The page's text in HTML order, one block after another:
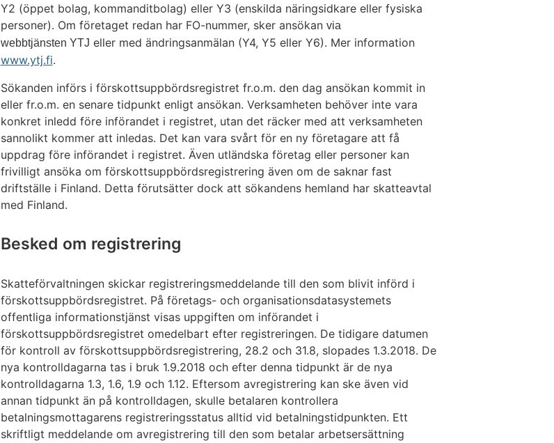
Y2 (öppet bolag, kommanditbolag) eller Y3 (enskilda näringsidkare eller fysiska
personer). Om företaget redan har FO-nummer, sker ansökan via
webbtjänsten YTJ eller med ändringsanmälan (Y4, Y5 eller Y6). Mer information
www.ytj.fi.
Sökanden införs i förskottsuppbördsregistret fr.o.m. den dag ansökan kommit in
eller fr.o.m. en senare tidpunkt enligt ansökan. Verksamheten behöver inte vara
konkret inledd före införandet i registret, utan det räcker med att verksamheten
sannolikt kommer att inledas. Det kan vara svårt för en ny företagare att få
uppdrag före införandet i registret. Även utländska företag eller personer kan
frivilligt ansöka om förskottsuppbördsregistrering även om de saknar fast
driftställe i Finland. Detta förutsätter dock att sökandens hemland har skatteavtal
med Finland.
Besked om registrering
Skatteförvaltningen skickar registreringsmeddelande till den som blivit införd i
förskottsuppbördsregistret. På företags- och organisationsdatasystemets
offentliga informationstjänst visas uppgiften om införandet i
förskottsuppbördsregistret omedelbart efter registreringen. De tidigare datumen
för kontroll av förskottsuppbördsregistrering, 28.2 och 31.8, slopades 1.3.2018. De
nya kontrolldagarna tas i bruk 1.9.2018 och efter denna tidpunkt är de nya
kontrolldagarna 1.3, 1.6, 1.9 och 1.12. Eftersom avregistrering kan ske även vid
annan tidpunkt än på kontrolldagen, skulle betalaren kontrollera
betalningsmottagarens registreringsstatus alltid vid betalningstidpunkten. Ett
skriftligt meddelande om avregistrering till den som betalar arbetsersättning